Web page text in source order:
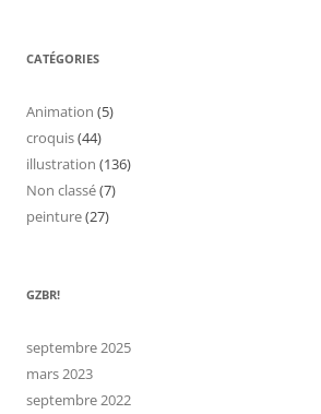
CATÉGORIES
Animation (5)
croquis(44)
illustration (136)
Non classé(7)
peinture(27)
GZBR!
septembre 2025
mars 2023
septembre 2022